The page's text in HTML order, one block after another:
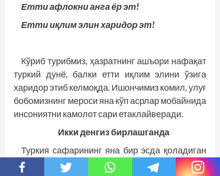
Етти афлокни анга ёр эт!
Етти иқлим элин харидор эт!
Кўриб турибмиз, ҳазратнинг ашъори нафақат
туркий дунё, балки етти иқлим элини ўзига
харидор этиб келмоқда. Ишончимиз комил, улуғ
бобомизнинг мероси яна кўп асрлар мобайнида
инсониятни камолот сари етаклайверади.
Икки денгиз бирлашганда
Туркия сафарининг яна бир эсда қоладиган
жиҳати ҳақида тўхталиб ўтмасам бўлмайди.